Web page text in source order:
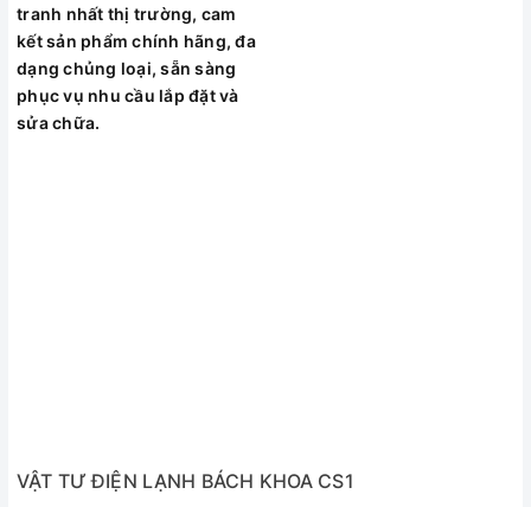
- Giá thành của các máy sử dụng R410A thường đắt hơn so
với R22, đồng thời chi phí nạp gas lần đầu cho máy thường
rất cao và đòi hỏi sử dụng nhiều thiết bị chuyên dụng phức
tạp.
tranh nhất thị trường, cam
kết sản phẩm chính hãng, đa
dạng chủng loại, sẵn sàng
phục vụ nhu cầu lắp đặt và
sửa chữa.
VẬT TƯ ĐIỆN LẠNH BÁCH KHOA CS1